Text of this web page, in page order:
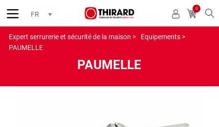
0
Expert serrurerie et sécurité de la maison >
Equipements >
PAUMELLE
PAUMELLE